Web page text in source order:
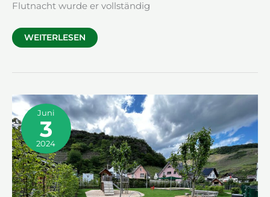
Flutnacht wurde er vollständig
PRESSEMITTEILUNG
AUEL“
VOM
24.
JUNI
2024
WEITERLESEN
Juni
3
2024